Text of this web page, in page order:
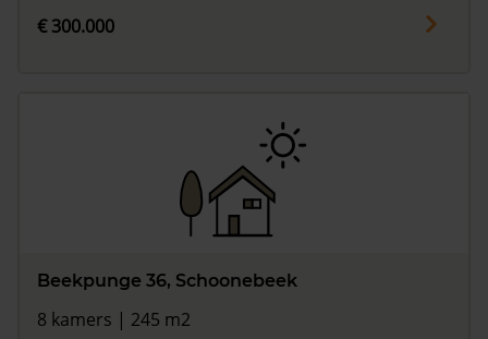
€ 300.000
Beekpunge 36, Schoonebeek
8 kamers | 245 m2